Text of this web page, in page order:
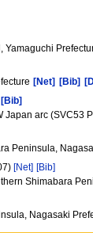
Yamaguchi
[Net] [Bib]
[Bib]
Japan arc (SVC53
Peninsula,
[Net] [Bib]
Shimabara
Nagasaki